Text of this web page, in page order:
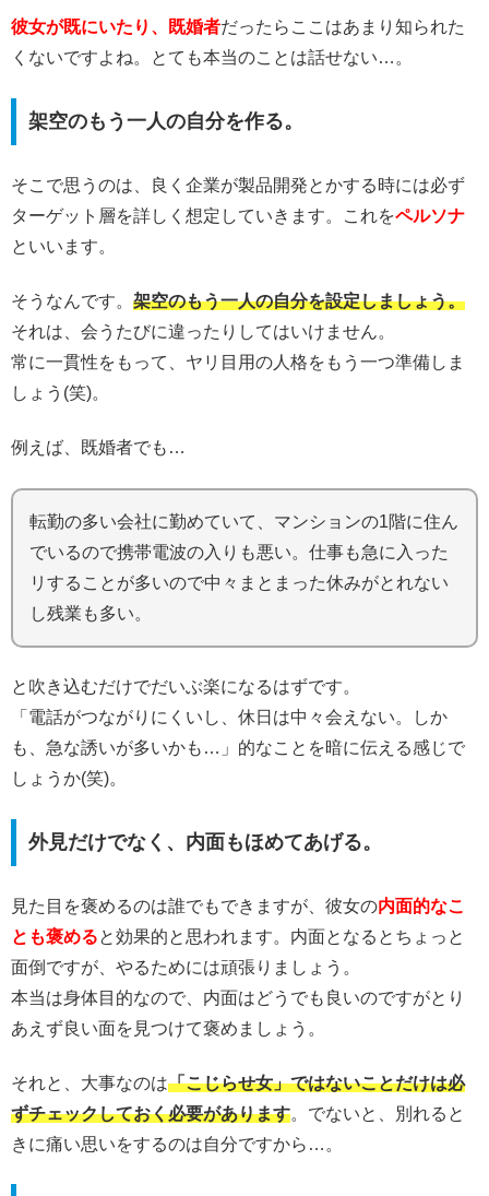
彼女が既にいたり、既婚者だったらここはあまり知られた
くないですよね。とても本当のことは話せない…。
架空のもう一人の自分を作る。
そこで思うのは、良く企業が製品開発とかする時には必ず
ターゲット層を詳しく想定していきます。これをペルソナ
といいます。
そうなんです。 架空のもう一人の自分を設定しましょう。
それは、会うたびに違ったりしてはいけません。
常に一貫性をもって、ヤリ目用の人格をもう一つ準備しま
しょう(笑)。
例えば、既婚者でも…
転勤の多い会社に勤めていて、マンションの1階に住ん
でいるので携帯電波の入りも悪い。仕事も急に入った
リすることが多いので中々まとまった休みがとれない
し残業も多い。
と吹き込むだけでだいぶ楽になるはずです。
「電話がつながりにくいし、休日は中々会えない。しか
も、急な誘いが多いかも…」的なことを暗に伝える感じで
しょうか(笑)。
外見だけでなく、内面もほめてあげる。
見た目を褒めるのは誰でもできますが、彼女の内面的なこ
とも褒めると効果的と思われます。内面となるとちょっと
面倒ですが、やるためには頑張りましょう。
本当は身体目的なので、内面はどうでも良いのですがとり
あえず良い面を見つけて褒めましょう。
それと、大事なのは「こじらせ女」ではないことだけは必
ずチェックしておく必要があります。でないと、別れると
きに痛い思いをするのは自分ですから…。